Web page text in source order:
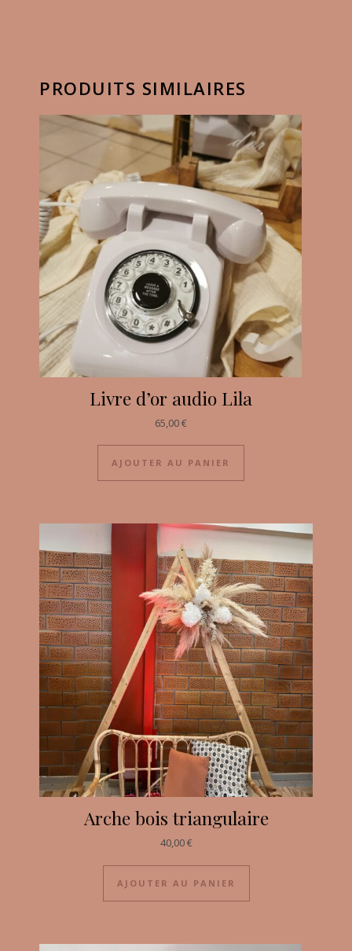
PRODUITS SIMILAIRES
Livre d’or audio Lila
65,00€
AJOUTER AU PANIER
Arche bois triangulaire
40,00€
AJOUTER AU PANIER